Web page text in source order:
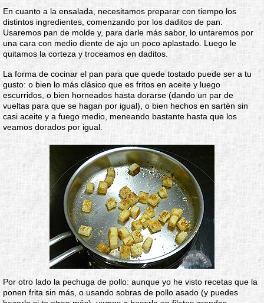
En cuanto a la ensalada, necesitamos preparar con tiempo los
distintos ingredientes, comenzando por los daditos de pan.
Usaremos pan de molde y, para darle más sabor, lo untaremos por
una cara con medio diente de ajo un poco aplastado. Luego le
quitamos la corteza y troceamos en daditos.
La forma de cocinar el pan para que quede tostado puede ser a tu
gusto: o bien lo más clásico que es fritos en aceite y luego
escurridos, o bien horneados hasta dorarse (dando un par de
vueltas para que se hagan por igual), o bien hechos en sartén sin
casi aceite y a fuego medio, meneando bastante hasta que los
veamos dorados por igual.
Por otro lado la pechuga de pollo: aunque yo he visto recetas que la
ponen frita sin más, o usando sobras de pollo asado (y puedes